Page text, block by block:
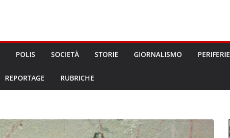
POLIS SOCIETÀ STORIE GIORNALISMO PERIFERIE
REPORTAGE RUBRICHE